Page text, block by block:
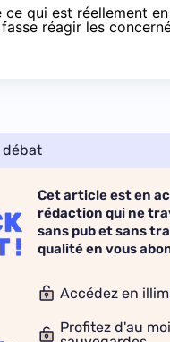
qui est réellement
réagir les
Cet article est en
rédaction qui ne
sans pub et sans
qualité en vous
Accédez en
Profitez d'au